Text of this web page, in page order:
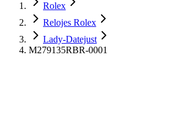
Rolex
Relojes Rolex
Lady-Datejust
M279135RBR-0001